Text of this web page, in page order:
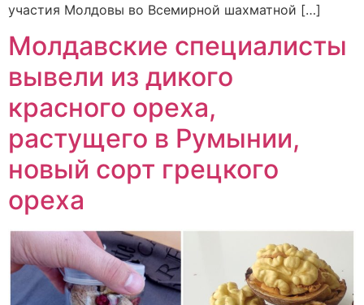
участия Молдовы во Всемирной шахматной […]
Молдавские специалисты
вывели из дикого
красного ореха,
растущего в Румынии,
новый сорт грецкого
ореха